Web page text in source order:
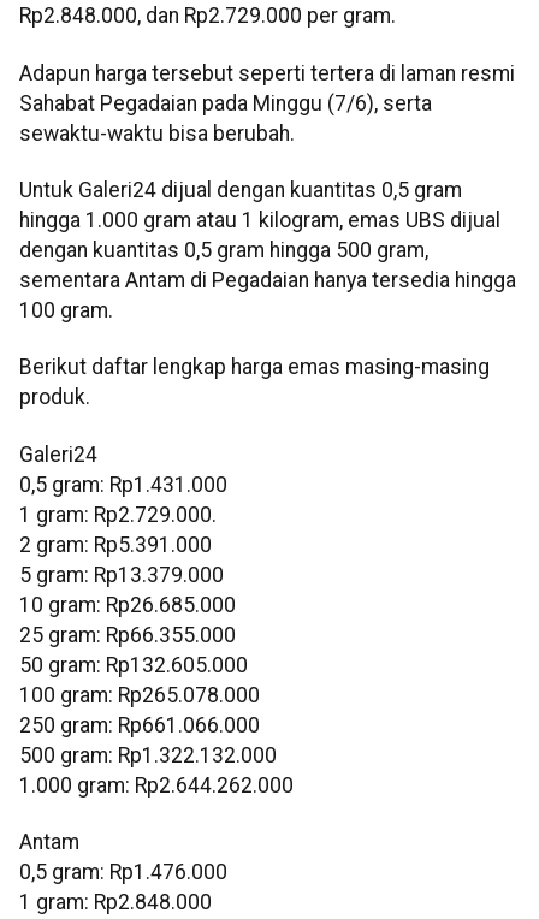
Rp2.848.000, dan Rp2.729.000 per gram.
Adapun harga tersebut seperti tertera di laman resmi
Sahabat Pegadaian pada Minggu (7/6), serta
sewaktu-waktu bisa berubah.
Untuk Galeri24 dijual dengan kuantitas 0,5 gram
hingga 1.000 gram atau 1 kilogram, emas UBS dijual
dengan kuantitas 0,5 gram hingga 500 gram,
sementara Antam di Pegadaian hanya tersedia hingga
100 gram.
Berikut daftar lengkap harga emas masing-masing
produk.
Galeri24
0,5 gram: Rp1.431.000
1 gram: Rp2.729.000.
‎2 gram: Rp5.391.000
‎5 gram: Rp13.379.000
‎10 gram: Rp26.685.000
‎25 gram: Rp66.355.000
‎50 gram: Rp132.605.000
‎100 gram: Rp265.078.000
‎250 gram: Rp661.066.000
‎500 gram: Rp1.322.132.000
‎1.000 gram: Rp2.644.262.000
Antam
0,5 gram: Rp1.476.000
‎1 gram: Rp2.848.000